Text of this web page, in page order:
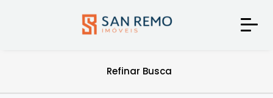
Refinar Busca